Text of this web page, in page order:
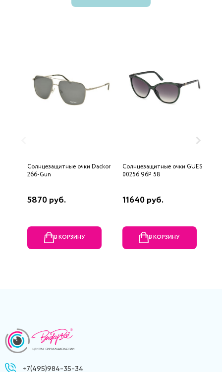
Солнцезащитные очки Dackor
266-Gun
5870 руб.
В КОРЗИНУ
Солнцезащитные очки GUESS
00256 96P 58
11640 руб.
В КОРЗИНУ
+7(495)984-35-34